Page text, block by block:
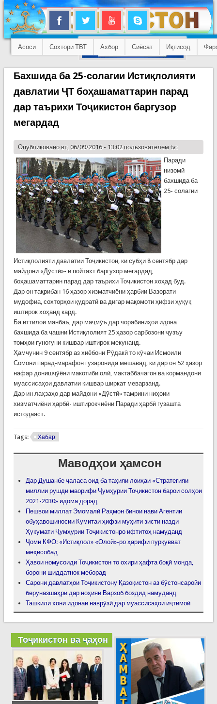
Асосӣ Сохтори ТВТ Ахбор Сиёсат Иқтисод
Бахшида ба 25-солагии Истиқлолияти
давлатии ҶТ боҳашаматтарин парад
дар таърихи Тоҷикистон баргузор
мегардад
Опубликовано вт, 06/09/2016 - 13:02 пользователем tvt
Паради
низомӣ
бахшида ба
25- солагии
Истиқлолияти давлатии Тоҷикистон, ки субҳи 8 сентябр дар
майдони «Дӯстӣ»- и пойтахт баргузор мегардад,
боҳашаматтарин парад дар таърихи Тоҷикистон хоҳад буд.
Дар он тақрибан 16 ҳазор хизматчиёни ҳарбии Вазорати
мудофиа, сохторҳои қудратӣ ва дигар мақомоти ҳифзи ҳуқуқ
иштирок хоҳанд кард.
Ба иттилои манбаъ, дар маҷмӯъ дар чорабиниҳои идона
бахшида ба ҷашни Истиқлолият 25 ҳазор сарбозони ҷузъу
томҳои гуногуни кишвар иштирок мекунанд.
Ҳамчунин 9 сентябр аз хиёбони Рӯдакӣ то кӯчаи Исмоили
Сомонӣ парад-марафон гузаронида мешавад, ки дар он 52 ҳазор
нафар донишҷӯёни макотиби олӣ, мактаббачагон ва кормандони
муассисаҳои давлатии кишвар ширкат меварзанд.
Дар ин лаҳзаҳо дар майдони «Дӯстӣ» тамрини ниҳоии
хизматчиёни ҳарбӣ- иштирокчиёни Паради ҳарбӣ гузашта
истодааст.
Tags: Хабар
Маводҳои ҳамсон
Дар Душанбе ҷаласа оид ба таҳияи лоиҳаи «Стратегияи
миллии рушди маорифи Ҷумҳурии Тоҷикистон барои солҳои
2021-2030» идома дорад
Пешвои миллат Эмомалӣ Раҳмон бинои нави Агентии
обуҳавошиносии Кумитаи ҳифзи муҳити зисти назди
Ҳукумати Ҷумҳурии Тоҷикистонро ифтитоҳ намуданд
Ҷоми КФО: «Истиқлол» «Олой»-ро ҳарифи пурқувват
меҳисобад
Ҳавои номусоиди Тоҷикистон то охири ҳафта боқӣ монда,
борони шиддатнок меборад
Сарони давлатҳои Тоҷикистону Қазоқистон аз бӯстонсаройи
беруназшаҳрӣ дар ноҳияи Варзоб боздид намуданд
Ташкили хони идонаи наврӯзӣ дар муассисаҳои иҷтимоӣ
Тоҷикистон ва ҷаҳон